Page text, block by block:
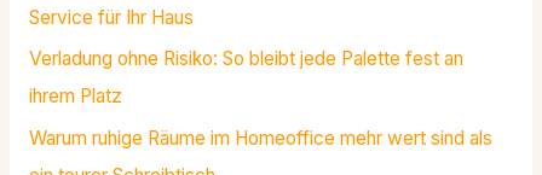
Service für Ihr Haus
Verladung ohne Risiko: So bleibt jede Palette fest an
ihrem Platz
Warum ruhige Räume im Homeoffice mehr wert sind als